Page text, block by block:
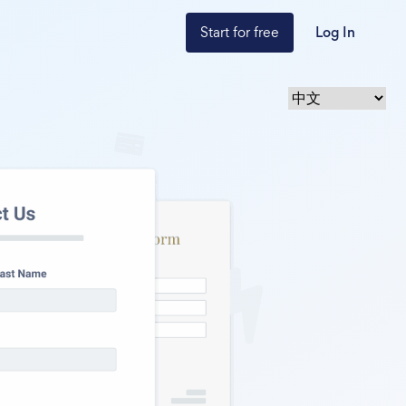
Start for free Log In